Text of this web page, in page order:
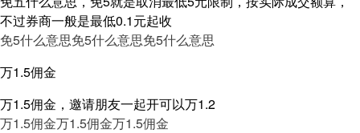
不过券商一般是最低0.1元起收
免5什么意思免5什么意思免5什么意思
万1.5佣金
万1.5佣金，邀请朋友一起开可以万1.2
万1.5佣金万1.5佣金万1.5佣金